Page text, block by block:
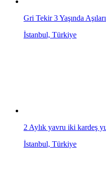
Gri Tekir 3 Yaşında
İstanbul, Türkiye
2 Aylık yavru iki kardeş
İstanbul, Türkiye